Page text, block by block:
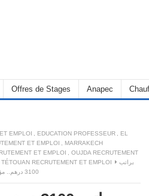
Offres de Stages Anapec
EMPLOI EDUCATION PROFESSEUR
EL
ET EMPLOI
MARRAKECH
ET EMPLOI
OUJDA RECRUTEMENT
TÉTOUAN RECRUTEMENT ET EMPLOI
براتب
3100 درهم.. مؤسسة مغربية للتعليم الأولي بمدارس العمومية باغي توظف 200 منصب للشباب اللي عندهم الباك او اكثر